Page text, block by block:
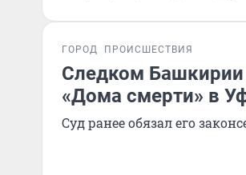
ГОРОД ПРОИСШЕСТВИЯ
Следком Башкирии
«Дома смерти» в
Суд ранее обязал его